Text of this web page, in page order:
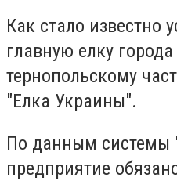
Как стало известно
главную елку
тернопольскому
"Елка Украины".
По данным системы
предприятие